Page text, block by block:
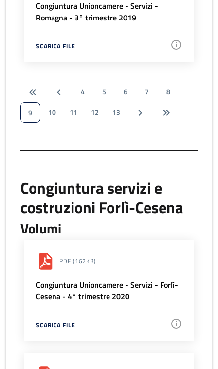
Congiuntura Unioncamere - Servizi -
Romagna - 3° trimestre 2019
SCARICA FILE
4 5 6 7
8
9
10 11 12 13
Congiuntura servizi e
costruzioni Forlì-Cesena
Volumi
PDF (162KB)
Congiuntura Unioncamere - Servizi - Forlì-
Cesena - 4° trimestre 2020
SCARICA FILE